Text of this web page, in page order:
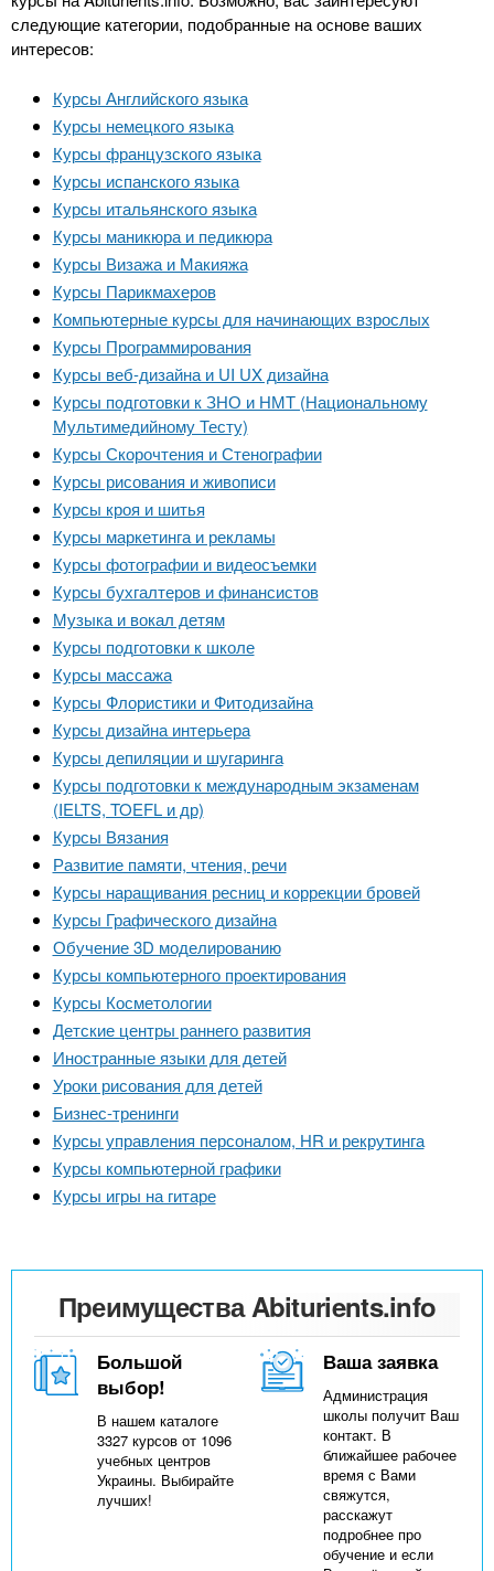
n
t
s
n
o
х
з
За рубежом
следующие категории, подобранные на основе ваших
интересов:
Курсы Английского языка
Курсы немецкого языка
Курсы французского языка
Курсы испанского языка
Курсы итальянского языка
Курсы маникюра и педикюра
Курсы Визажа и Макияжа
Курсы Парикмахеров
Компьютерные курсы для начинающих взрослых
Курсы Программирования
Курсы веб-дизайна и UI UX дизайна
Курсы подготовки к ЗНО и НМТ (Национальному
Мультимедийному Тесту)
Курсы Скорочтения и Стенографии
Курсы рисования и живописи
Курсы кроя и шитья
Курсы маркетинга и рекламы
Курсы фотографии и видеосъемки
Курсы бухгалтеров и финансистов
Музыка и вокал детям
Курсы подготовки к школе
Курсы массажа
Курсы Флористики и Фитодизайна
Курсы дизайна интерьера
Курсы депиляции и шугаринга
Курсы подготовки к международным экзаменам
(IELTS, TOEFL и др)
Курсы Вязания
Развитие памяти, чтения, речи
Курсы наращивания ресниц и коррекции бровей
Курсы Графического дизайна
Обучение 3D моделированию
Курсы компьютерного проектирования
Курсы Косметологии
Детские центры раннего развития
Иностранные языки для детей
Уроки рисования для детей
Бизнес-тренинги
Курсы управления персоналом, HR и рекрутинга
Курсы компьютерной графики
Курсы игры на гитаре
Преимущества Abiturients.info
Большой
выбор!
В нашем каталоге
3327 курсов от 1096
учебных центров
Украины. Выбирайте
лучших!
Ваша заявка
Администрация
школы получит Ваш
контакт. В
ближайшее рабочее
время с Вами
свяжутся,
расскажут
подробнее про
обучение и если